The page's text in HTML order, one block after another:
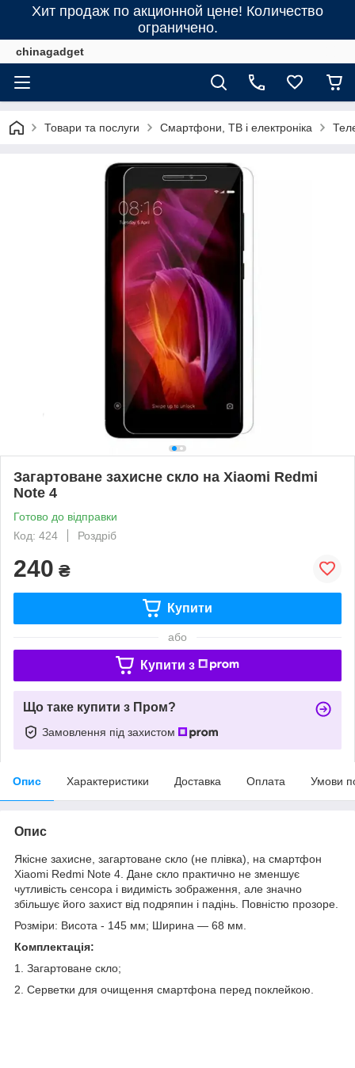
Хит продаж по акционной цене! Количество
ограничено.
chinagadget
Товари та послуги Смартфони, ТВ і електроніка
Загартоване захисне скло на Xiaomi Redmi
Note 4
Готово до відправки
Код: 424
Роздріб
240 ₴
Купити
або
Купити з
Що таке купити з Пром?
Замовлення під захистом
Опис Характеристики Доставка Оплата Умови
Опис
Якісне захисне, загартоване скло (не плівка), на смартфон
Xiaomi Redmi Note 4. Дане скло практично не зменшує
чутливість сенсора і видимість зображення, але значно
збільшує його захист від подряпин і падінь. Повністю прозоре.
Розміри: Висота - 145 мм; Ширина — 68 мм.
Комплектація:
1. Загартоване скло;
2. Серветки для очищення смартфона перед поклейкою.